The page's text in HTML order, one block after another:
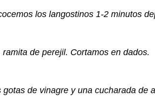
los langostinos 1-2 minutos
de perejil. Cortamos en dados.
de vinagre y una cucharada